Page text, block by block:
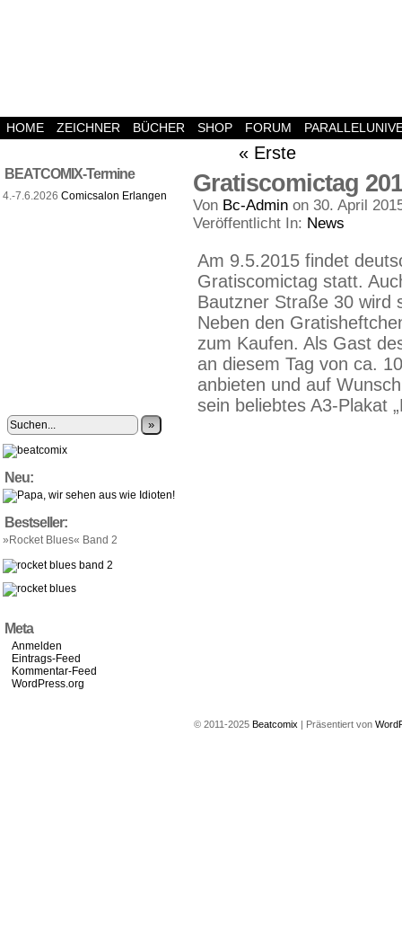
HOME ZEICHNER BÜCHER SHOP FORUM
BEATCOMIX-Termine
4.-7.6.2026 Comicsalon Erlangen
»
Neu:
Bestseller:
»Rocket Blues« Band 2
Meta
Anmelden
Eintrags-Feed
Kommentar-Feed
WordPress.org
« Erste
Gratiscomictag
Von Bc-Admin on 30. April
Veröffentlicht In: News
Am 9.5.2015 findet
Gratiscomictag statt.
Bautzner Straße 30 wird
Neben den
zum Kaufen. Als Gast
an diesem Tag von ca.
anbieten und auf
sein beliebtes A3-Plakat
© 2011-2025 Beatcomix | Präsentiert von